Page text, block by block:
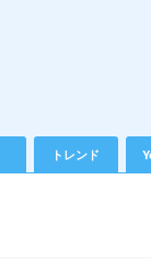
トレンド